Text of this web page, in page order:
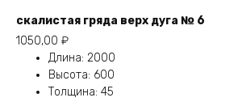
скалистая гряда верх дуга № 6
1050,00 ₽
Длина: 2000
Высота: 600
Толщина: 45